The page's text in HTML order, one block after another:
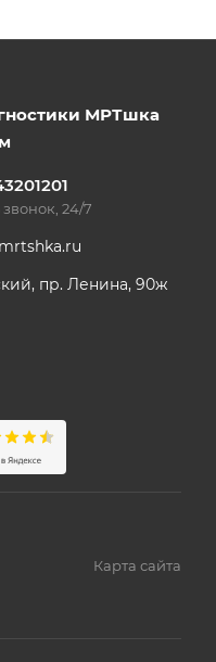
МРТшка
звонок, 24/7
пр. Ленина, 90ж
Карта сайта